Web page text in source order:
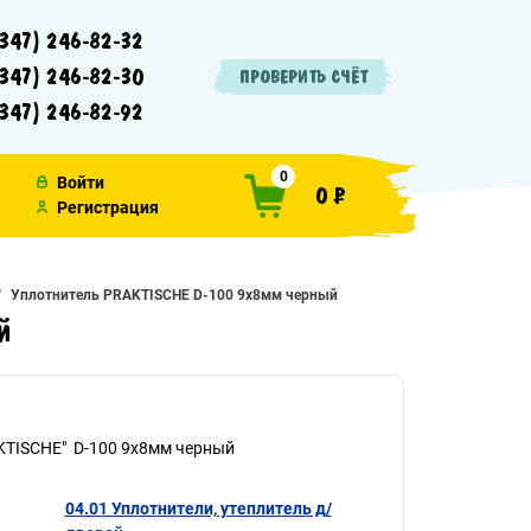
246-82-32
246-82-30
246-82-92
ПРОВЕРИТЬ СЧЁТ
Войти
Регистрация
0
0 ₽
Уплотнитель PRAKTISCHE D-100 9х8мм черный
D-100 9х8мм черный
04.01 Уплотнители, утеплитель д/